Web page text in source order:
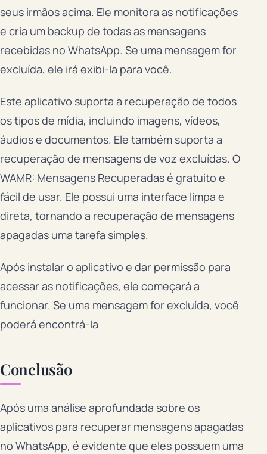
seus irmãos acima. Ele monitora as notificações
e cria um backup de todas as mensagens
recebidas no WhatsApp. Se uma mensagem for
excluída, ele irá exibi-la para você.
Este aplicativo suporta a recuperação de todos
os tipos de mídia, incluindo imagens, vídeos,
áudios e documentos. Ele também suporta a
recuperação de mensagens de voz excluídas. O
WAMR: Mensagens Recuperadas é gratuito e
fácil de usar. Ele possui uma interface limpa e
direta, tornando a recuperação de mensagens
apagadas uma tarefa simples.
Após instalar o aplicativo e dar permissão para
acessar as notificações, ele começará a
funcionar. Se uma mensagem for excluída, você
poderá encontrá-la
Conclusão
Após uma análise aprofundada sobre os
aplicativos para recuperar mensagens apagadas
no WhatsApp, é evidente que eles possuem uma